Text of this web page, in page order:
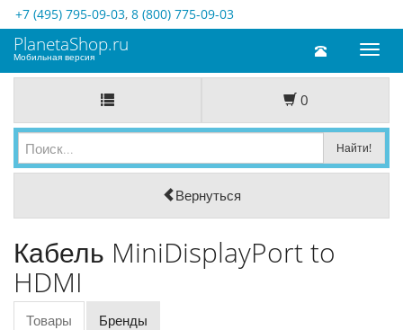
+7 (495) 795-09-03, 8 (800) 775-09-03
Toggle
PlanetaShop.ru
Мобильная версия
0
Вернуться
Кабель MiniDisplayPort to
HDMI
Товары Бренды